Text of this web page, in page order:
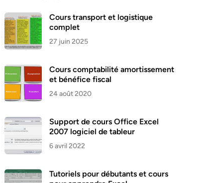
Cours transport et logistique
complet
27 juin 2025
Cours comptabilité amortissement
et bénéfice fiscal
24 août 2020
Support de cours Office Excel
2007 logiciel de tableur
6 avril 2022
Tutoriels pour débutants et cours